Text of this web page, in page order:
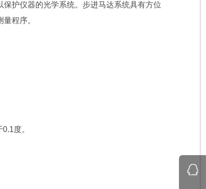
护仪器的光学系统。步进马达系统具有方位
程序。
度。